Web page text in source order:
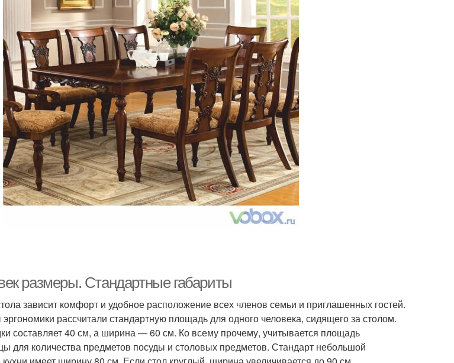
размеры. Стандартные габариты
зависит комфорт и удобное расположение всех членов семьи и приглашенных гостей.
рассчитали стандартную площадь для одного человека, сидящего за столом.
составляет 40 см, а ширина — 60 см. Ко всему прочему, учитывается площадь
для количества предметов посуды и столовых предметов. Стандарт небольшой